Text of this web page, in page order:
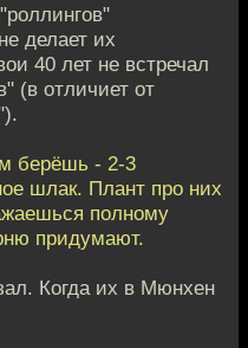
делает их
40 лет не встречал
(в отличиет от
берёшь - 2-3
шлак. Плант про них
полному
придумают.
Когда их в Мюнхен